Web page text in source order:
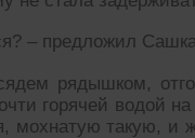
– предложил
рядышком,
горячей водой
мохнатую такую, и